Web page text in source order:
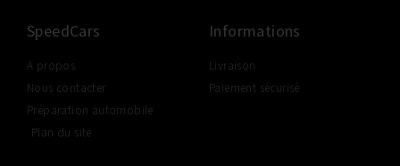
SpeedCars
A propos
Nous contacter
Préparation automobile
Plan du site
Informations
Livraison
Paiement sécurisé